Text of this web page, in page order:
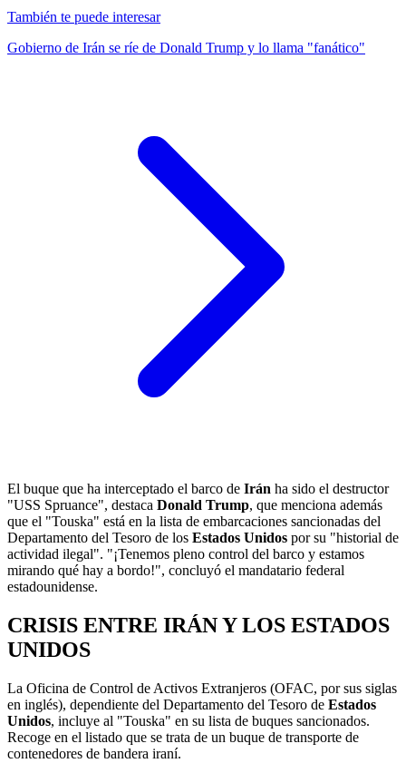
También te puede interesar
Gobierno de Irán se ríe de Donald Trump y lo llama "fanático"
El buque que ha interceptado el barco de Irán ha sido el destructor
"USS Spruance", destaca Donald Trump, que menciona además
que el "Touska" está en la lista de embarcaciones sancionadas del
Departamento del Tesoro de los Estados Unidos por su "historial de
actividad ilegal". "¡Tenemos pleno control del barco y estamos
mirando qué hay a bordo!", concluyó el mandatario federal
estadounidense.
CRISIS ENTRE IRÁN Y LOS ESTADOS
UNIDOS
La Oficina de Control de Activos Extranjeros (OFAC, por sus siglas
en inglés), dependiente del Departamento del Tesoro de Estados
Unidos, incluye al "Touska" en su lista de buques sancionados.
Recoge en el listado que se trata de un buque de transporte de
contenedores de bandera iraní.